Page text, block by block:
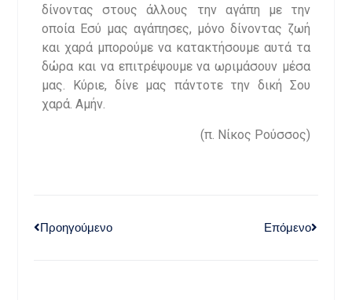
δίνοντας στους άλλους την αγάπη με την
οποία Εσύ μας αγάπησες, μόνο δίνοντας ζωή
και χαρά μπορούμε να κατακτήσουμε αυτά τα
δώρα και να επιτρέψουμε να ωριμάσουν μέσα
μας. Κύριε, δίνε μας πάντοτε την δική Σου
χαρά. Αμήν.
(π. Νίκος Ρούσσος)
Προηγούμενο Επόμενο